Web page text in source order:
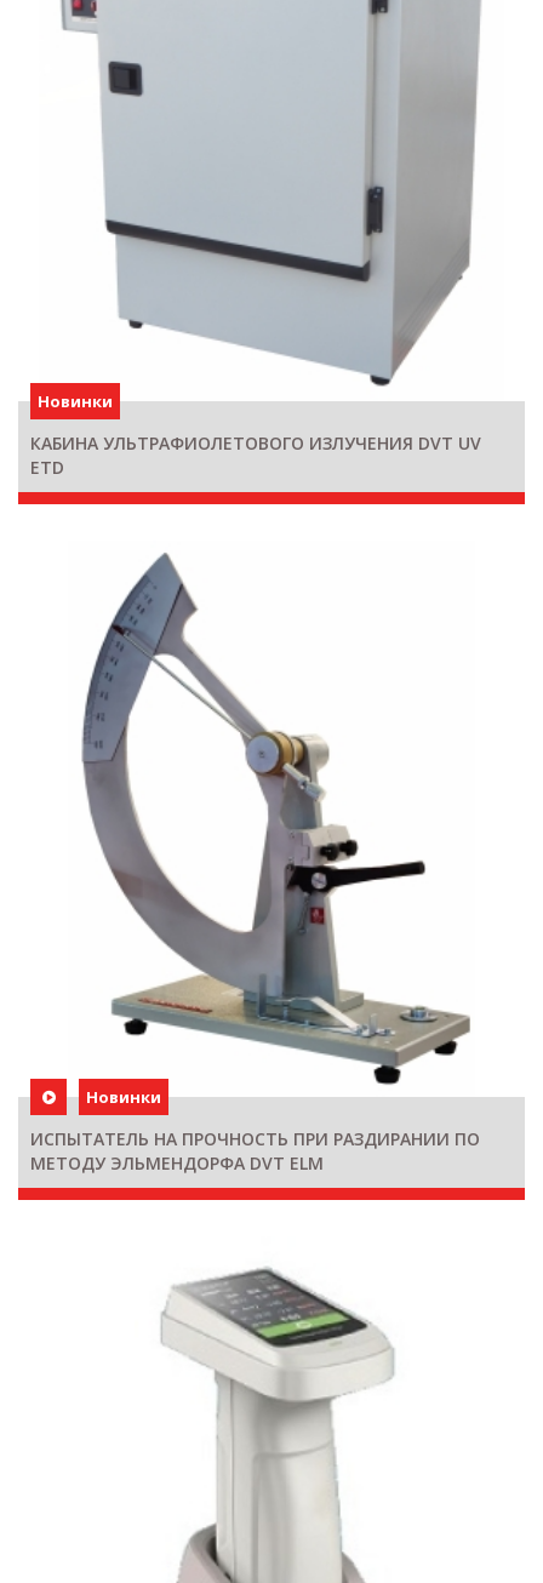
Новинки
КАБИНА УЛЬТРАФИОЛЕТОВОГО ИЗЛУЧЕНИЯ DVT UV
ETD
Новинки
ИСПЫТАТЕЛЬ НА ПРОЧНОСТЬ ПРИ РАЗДИРАНИИ ПО
МЕТОДУ ЭЛЬМЕНДОРФА DVT ELM